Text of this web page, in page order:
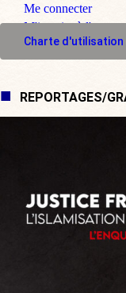
Me connecter
M'inscrire à
Charte
REPORTAGES/